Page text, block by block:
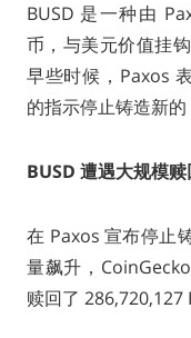
BUSD 是一种由
币，与美元价值挂
早些时候，Paxos
的指示停止铸造新的
BUSD 遭遇大规模
在 Paxos 宣布停止
量飙升，
赎回了 286,720,127